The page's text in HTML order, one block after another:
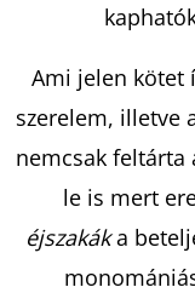
Ami jelen kötet
szerelem, illetve
nemcsak feltárta
le is mert
éjszakák a
U
K
CAUGHT